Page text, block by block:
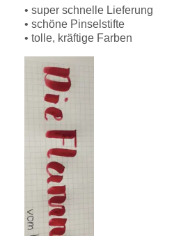
• super schnelle Lieferung
• schöne Pinselstifte
• tolle, kräftige Farben